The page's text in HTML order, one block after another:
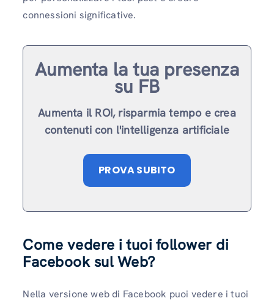
connessioni significative.
Aumenta la tua presenza
su FB
Aumenta il ROI, risparmia tempo e crea
contenuti con l'intelligenza artificiale
PROVA SUBITO
Come vedere i tuoi follower di
Facebook sul Web?
Nella versione web di Facebook puoi vedere i tuoi